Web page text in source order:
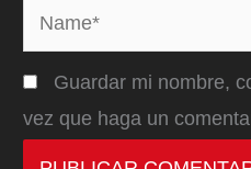
Name*
Guardar mi nombre,
vez que haga un